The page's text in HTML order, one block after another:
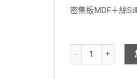
密集板MDF＋絲